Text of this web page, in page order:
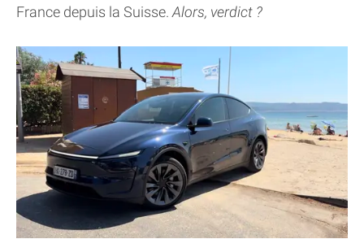
France depuis la Suisse. Alors, verdict ?